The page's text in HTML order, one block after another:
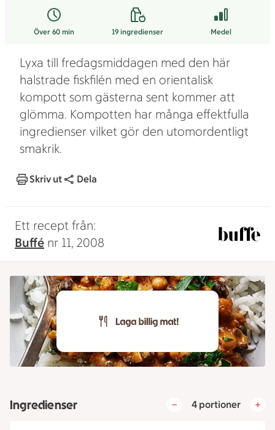
Över 60 min 19 ingredienser Medel
Lyxa till fredagsmiddagen med den här
halstrade fiskfilén med en orientalisk
kompott som gästerna sent kommer att
glömma. Kompotten har många effektfulla
ingredienser vilket gör den utomordentligt
smakrik.
Skriv ut Dela
Ett recept från:
Buffé nr 11, 2008
Ingredienser 4 portioner